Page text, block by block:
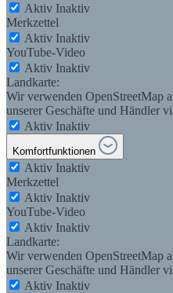
Aktiv Inaktiv
Merkzettel
Aktiv Inaktiv
YouTube-Video
Aktiv Inaktiv
Landkarte:
Wir verwenden OpenStreetMap
unserer Geschäfte und Händler
Aktiv Inaktiv
Komfortfunktionen
Aktiv Inaktiv
Merkzettel
Aktiv Inaktiv
YouTube-Video
Aktiv Inaktiv
Landkarte:
Wir verwenden OpenStreetMap
unserer Geschäfte und Händler
Aktiv Inaktiv